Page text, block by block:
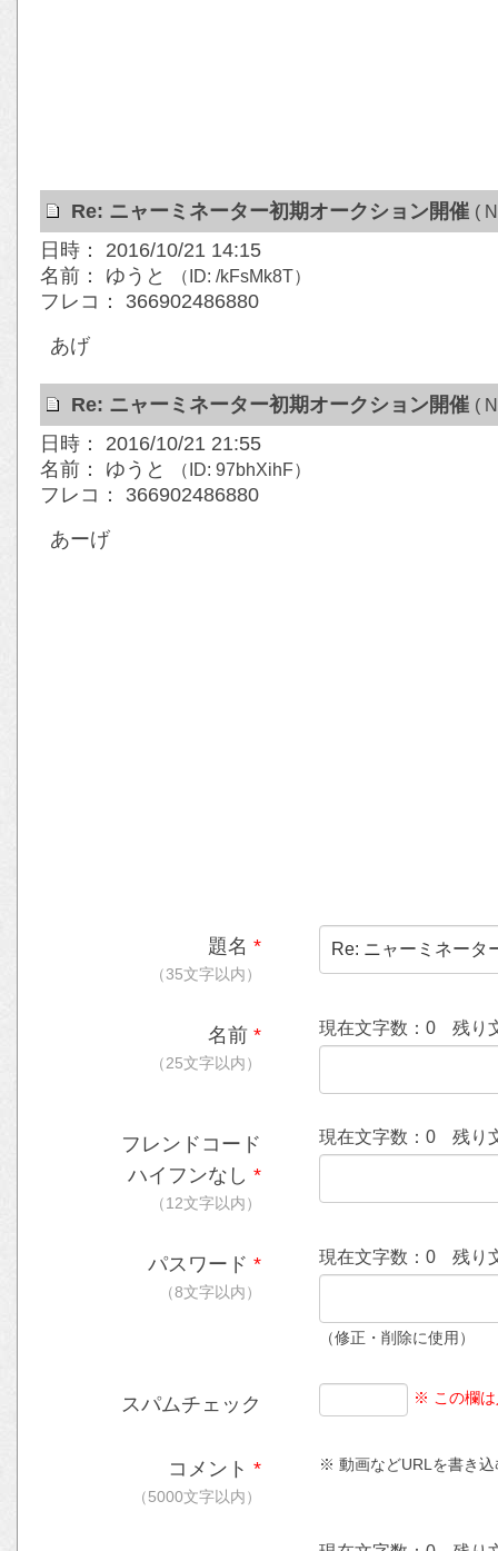
Re: ニャーミネーター初期オークション開催 (
日時： 2016/10/21 14:15
名前： ゆうと
（ID: /kFsMk8T）
フレコ： 366902486880
あげ
Re: ニャーミネーター初期オークション開催 (
日時： 2016/10/21 21:55
名前： ゆうと
（ID: 97bhXihF）
フレコ： 366902486880
あーげ
題名 *
（35文字以内）
名前 *
（25文字以内）
現在文字数：0 残り
フレンドコード
ハイフンなし *
（12文字以内）
現在文字数：0 残り
パスワード *
（8文字以内）
現在文字数：0 残り
（修正・削除に使用）
スパムチェック ※ この欄は
コメント *
（5000文字以内）
※ 動画などURLを書き